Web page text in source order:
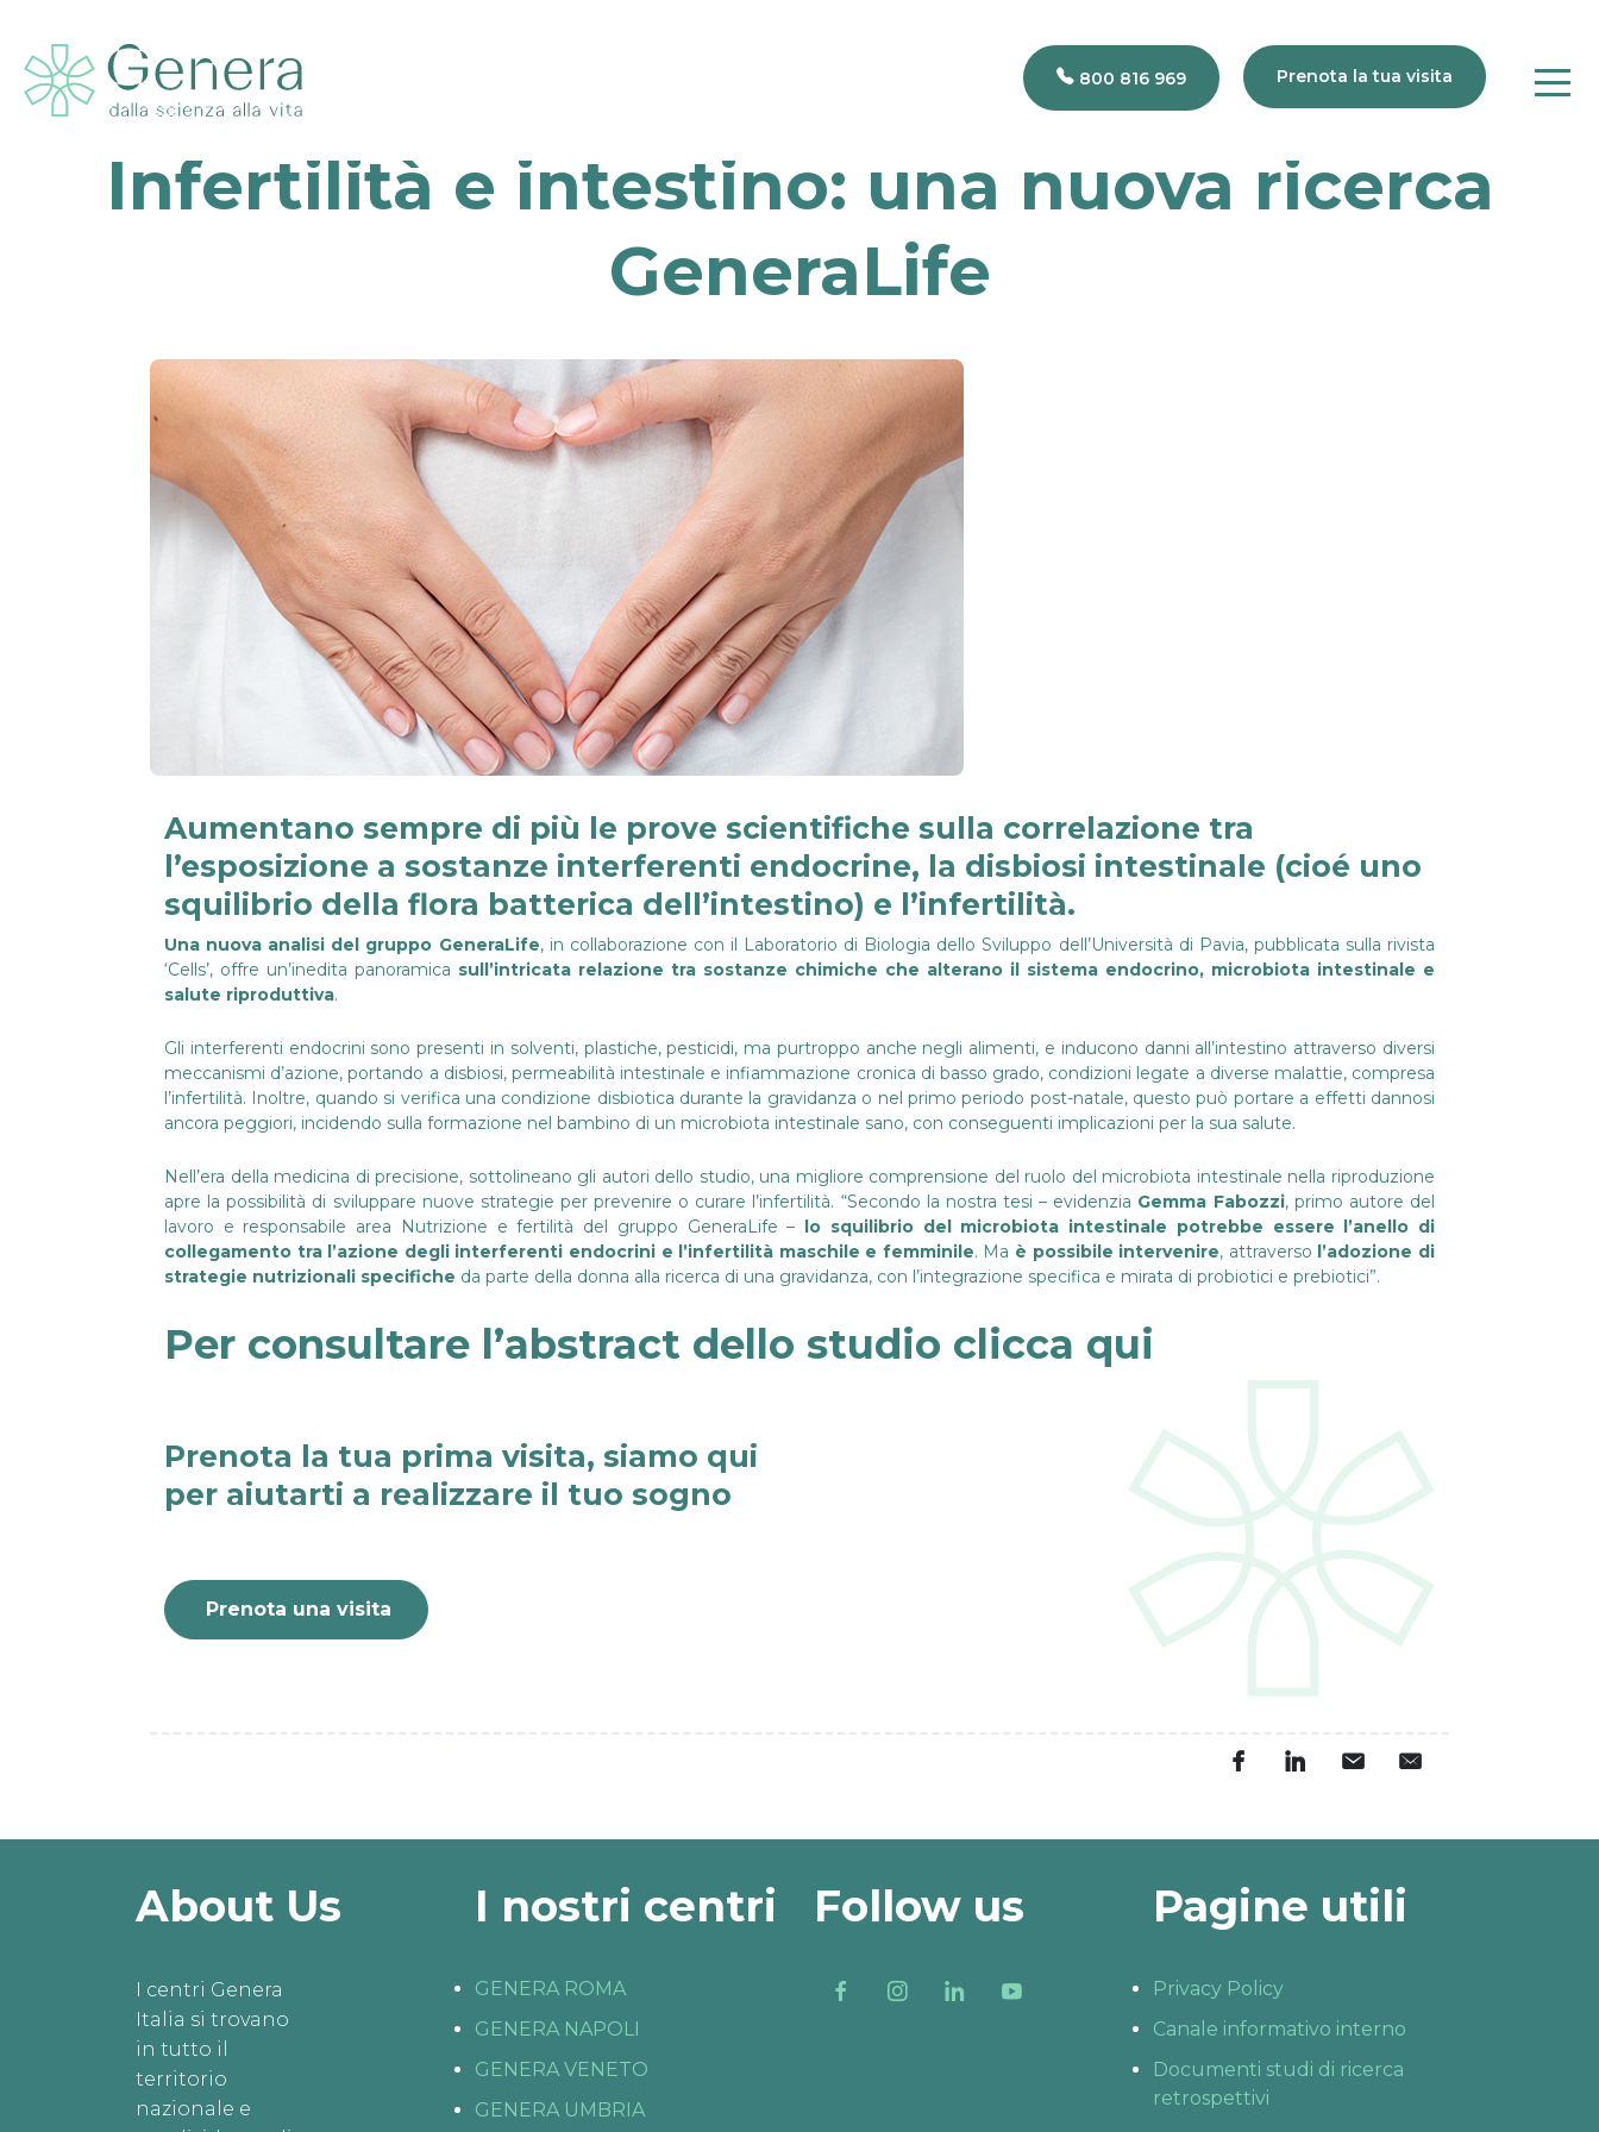
800 816 969 Prenota la tua visita
Infertilità e intestino: una nuova ricerca
GeneraLife
Aumentano sempre di più le prove scientifiche sulla correlazione tra
l’esposizione a sostanze interferenti endocrine, la disbiosi intestinale (cioé uno
squilibrio della flora batterica dell’intestino) e l’infertilità.
Una nuova analisi del gruppo GeneraLife, in collaborazione con il Laboratorio di Biologia dello Sviluppo dell’Università di Pavia, pubblicata sulla rivista
‘Cells’, offre un’inedita panoramica sull’intricata relazione tra sostanze chimiche che alterano il sistema endocrino, microbiota intestinale e
salute riproduttiva.
Gli interferenti endocrini sono presenti in solventi, plastiche, pesticidi, ma purtroppo anche negli alimenti, e inducono danni all’intestino attraverso diversi
meccanismi d’azione, portando a disbiosi, permeabilità intestinale e infiammazione cronica di basso grado, condizioni legate a diverse malattie, compresa
l’infertilità. Inoltre, quando si verifica una condizione disbiotica durante la gravidanza o nel primo periodo post-natale, questo può portare a effetti dannosi
ancora peggiori, incidendo sulla formazione nel bambino di un microbiota intestinale sano, con conseguenti implicazioni per la sua salute.
Nell’era della medicina di precisione, sottolineano gli autori dello studio, una migliore comprensione del ruolo del microbiota intestinale nella riproduzione
apre la possibilità di sviluppare nuove strategie per prevenire o curare l’infertilità. “Secondo la nostra tesi – evidenzia Gemma Fabozzi, primo autore del
lavoro e responsabile area Nutrizione e fertilità del gruppo GeneraLife – lo squilibrio del microbiota intestinale potrebbe essere l’anello di
collegamento tra l’azione degli interferenti endocrini e l’infertilità maschile e femminile. Ma è possibile intervenire, attraverso l’adozione di
strategie nutrizionali specifiche da parte della donna alla ricerca di una gravidanza, con l’integrazione specifica e mirata di probiotici e prebiotici”.
Per consultare l’abstract dello studio clicca qui
Prenota la tua prima visita, siamo qui
per aiutarti a realizzare il tuo sogno
Prenota una visita
About Us
I centri Genera
Italia si trovano
in tutto il
territorio
nazionale e
I nostri centri
GENERA ROMA
GENERA NAPOLI
GENERA VENETO
GENERA UMBRIA
Follow us Pagine utili
Privacy Policy
Canale informativo interno
Documenti studi di ricerca
retrospettivi